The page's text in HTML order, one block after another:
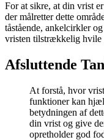
For at sikre, at din vrist
der målretter dette
tåstående, ankelcirkler
vristen tilstrækkelig hvile
Afsluttende
At forstå, hvor
funktioner kan
betydningen af
din vrist og give
opretholder god